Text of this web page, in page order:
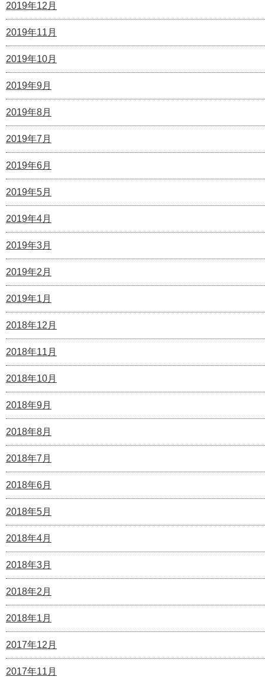
2019年12月
2019年11月
2019年10月
2019年9月
2019年8月
2019年7月
2019年6月
2019年5月
2019年4月
2019年3月
2019年2月
2019年1月
2018年12月
2018年11月
2018年10月
2018年9月
2018年8月
2018年7月
2018年6月
2018年5月
2018年4月
2018年3月
2018年2月
2018年1月
2017年12月
2017年11月